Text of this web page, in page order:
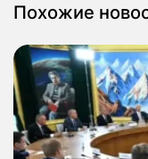
Похожие